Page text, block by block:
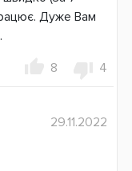
Дуже Вам
8 4
29.11.2022